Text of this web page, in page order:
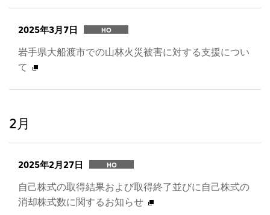
2025年3月7日 HO
岩手県大船渡市での山林火災被害に対する支援につい
て
2月
2025年2月27日 HO
自己株式の取得結果および取得終了並びに自己株式の
消却株式数に関するお知らせ